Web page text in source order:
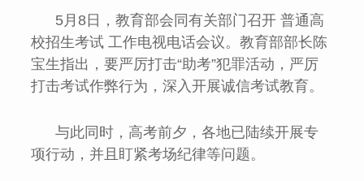
5月8日，教育部会同有关部门召开 普通高
校招生考试 工作电视电话会议。教育部部长陈
宝生指出，要严厉打击“助考”犯罪活动，严厉
打击考试作弊行为，深入开展诚信考试教育。
与此同时，高考前夕，各地已陆续开展专
项行动，并且盯紧考场纪律等问题。